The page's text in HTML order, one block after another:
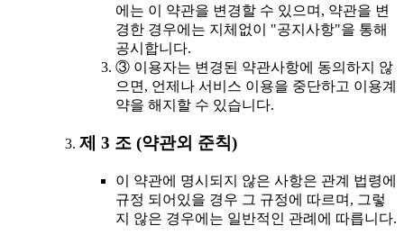
에는 이 약관을 변경할 수 있으며, 약관을 변
경한 경우에는 지체없이 "공지사항"을 통해
공시합니다.
③ 이용자는 변경된 약관사항에 동의하지 않
으면, 언제나 서비스 이용을 중단하고 이용계
약을 해지할 수 있습니다.
제 3 조 (약관외 준칙)
이 약관에 명시되지 않은 사항은 관계 법령에
규정 되어있을 경우 그 규정에 따르며, 그렇
지 않은 경우에는 일반적인 관례에 따릅니다.